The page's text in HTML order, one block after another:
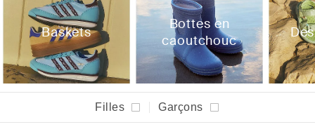
Baskets
Bottes en
caoutchouc
Filles Garçons